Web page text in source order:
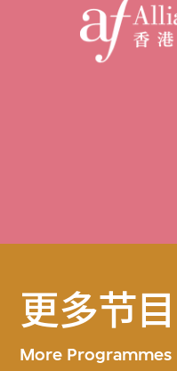
更多节目
More Programmes